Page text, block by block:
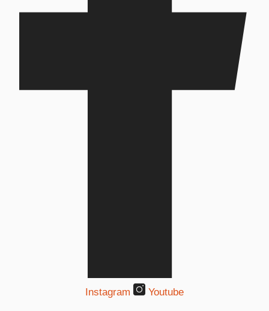
Instagram Youtube